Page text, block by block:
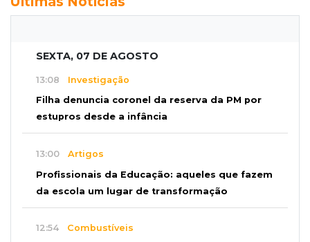
SEXTA, 07 DE AGOSTO
13:08 Investigação
Filha denuncia coronel da reserva da PM por
estupros desde a infância
13:00 Artigos
Profissionais da Educação: aqueles que fazem
da escola um lugar de transformação
12:54 Combustíveis